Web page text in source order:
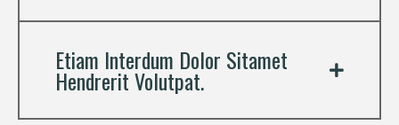
Etiam Interdum Dolor Sitamet
Hendrerit Volutpat.